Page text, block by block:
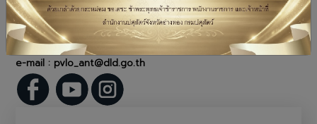
ที่อยู่ : เลขที่ 2/4 หมู่ 2 ตำบล ศาลาแดง อำเภอ เมืองอ่างทอง
จังหวัดอ่างทอง
โทรศัพท์ :0-3561-1746 , 0-3561-5828
e-mail : pvlo_ant@dld.go.th